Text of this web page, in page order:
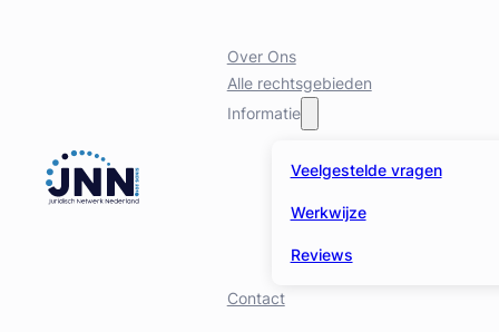
Over Ons
Alle rechtsgebieden
Informatie
Veelgestelde vragen
Werkwijze
Reviews
Contact